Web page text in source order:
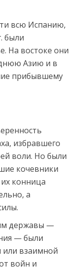
всю Испанию,
были
На востоке они
Азию и в
прибывшему
избравшего
воли. Но были
кочевники
конница
а
державы —
— были
или взаимной
войн и